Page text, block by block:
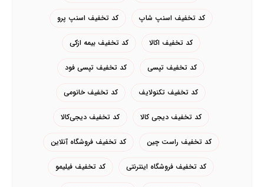
کد تخفیف اسنپ شاپ کد تخفیف اسنپ پرو
کد تخفیف اکالا کد تخفیف بیمه ازکی
کد تخفیف تپسی کد تخفیف تپسی فود
کد تخفیف تکنولایف کد تخفیف خانومی
کد تخفیف دیجی کالا کد تخفیف دیجی‌کالا
کد تخفیف راست چین کد تخفیف فروشگاه آنلاین
کد تخفیف فروشگاه اینترنتی کد تخفیف فیلیمو